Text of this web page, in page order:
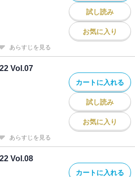
の私は転生者。」原作：松浦（カドカ
カ キャラクター原案：keepout／
こ」烏丸渡／「SHIORI EXPERIENCE
ん」長田悠幸 町田一八／「学園潜水
原作：深見真 作画：刻夜セイゴ／「ゆ
う 作画：五十嵐あぐり
試し読み
お気に入り
あらすじを見る
Vol.07
カートに入れる
試し読み
お気に入り
あらすじを見る
Vol.08
カートに入れる